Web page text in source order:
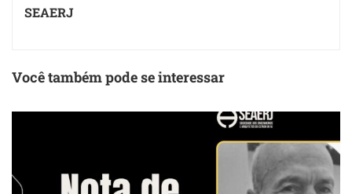
SEAERJ
Você também pode se interessar